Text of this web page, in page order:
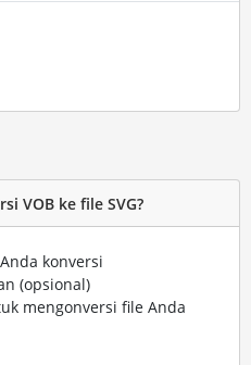
VOB ke file SVG?
konversi
(opsional)
mengonversi file Anda